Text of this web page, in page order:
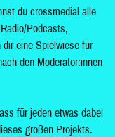
du crossmedial alle
Podcasts,
eine Spielwiese für
den Moderator:innen
für jeden etwas dabei
großen Projekts.